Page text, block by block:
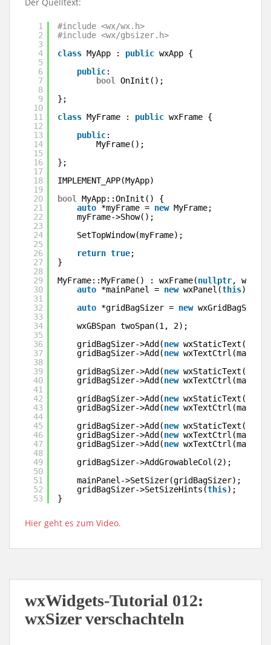
1
2
3
4
5
6
7
8
9
10
11
12
13
14
15
16
17
18
19
20
21
22
23
24
25
26
27
28
29
30
31
32
33
34
35
36
37
38
39
40
41
42
43
44
45
46
47
48
49
50
51
52
53
#include <wx/wx.h>
#include <wx/gbsizer.h>
class MyApp : public wxApp {
public:
bool
OnInit();
};
class MyFrame : public wxFrame {
public:
MyFrame();
};
IMPLEMENT_APP(MyApp)
bool
MyApp::OnInit() {
auto *myFrame = new MyFrame;
myFrame->Show();
SetTopWindow(myFrame);
return true;
}
MyFrame::MyFrame() : wxFrame(nullptr,
auto *mainPanel = new wxPanel(this);
auto *gridBagSizer = new
wxGBSpan twoSpan(1, 2);
gridBagSizer->Add(new
gridBagSizer->Add(new
gridBagSizer->Add(new
gridBagSizer->Add(new
gridBagSizer->Add(new
gridBagSizer->Add(new
gridBagSizer->Add(new
gridBagSizer->Add(new
gridBagSizer->Add(new
gridBagSizer->AddGrowableCol(2);
mainPanel->SetSizer(gridBagSizer);
gridBagSizer->SetSizeHints(this);
}
Hier geht es zum Video.
wxWidgets-Tutorial 012:
wxSizer verschachteln